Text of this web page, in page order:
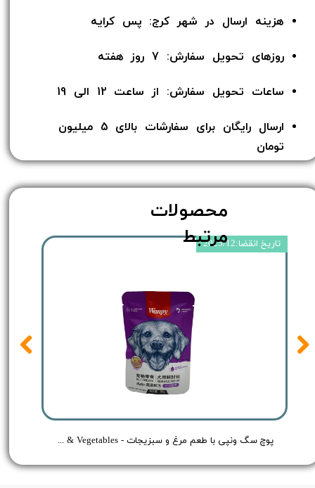
هزینه ارسال در شهر کرج: پس کرایه
روزهای تحویل سفارش: 7 روز هفته
ساعات تحویل سفارش: از ساعت 12 الی 19
ارسال رایگان برای سفارشات بالای 5 میلیون
تومان​​​​​​​
پوچ سگ ونپی با طعم مرغ و سبزیجات - Wanpy Dog Treat Chicken & Vegetables - وزن 80 گرم
تاریخ انقضا:2025/12
محصولات
مرتبط